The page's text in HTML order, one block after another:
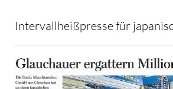
Intervallheißpresse für